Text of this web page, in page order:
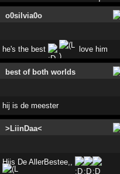
o0silvia0o
he's the best love him
best of both worlds
hij is de meester
>LiinDaa<
Hijs De AllerBestee,,